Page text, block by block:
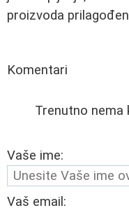
proizvoda
Komentari
Trenutno nema
Vaše ime:
Vaš email: